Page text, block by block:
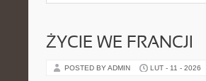
ŻYCIE WE FRANCJI
POSTED BY ADMIN LUT - 11 - 2026